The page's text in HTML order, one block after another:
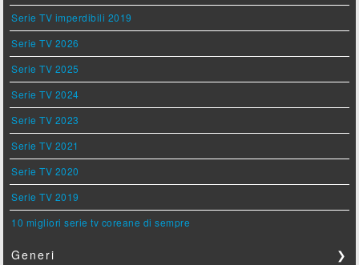
Serie TV imperdibili 2019
Serie TV 2026
Serie TV 2025
Serie TV 2024
Serie TV 2023
Serie TV 2021
Serie TV 2020
Serie TV 2019
10 migliori serie tv coreane di sempre
Generi ❯